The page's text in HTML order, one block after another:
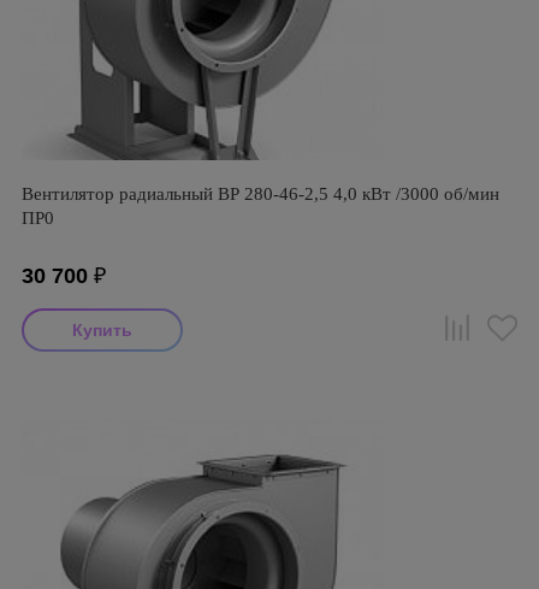
Вентилятор радиальный ВР 280-46-2,5 4,0 кВт /3000 об/мин
ПР0
30 700 ₽